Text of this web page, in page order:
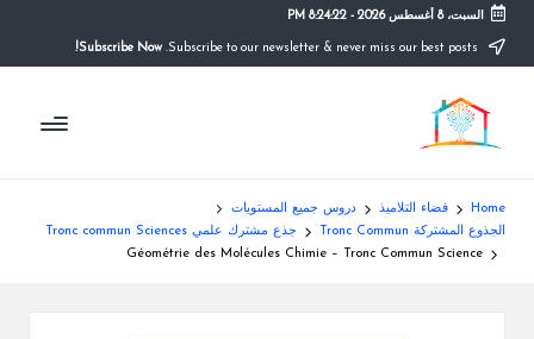
content
السبت، 8 أغسطس 2026 -
8:24:23 PM
Subscribe Now!
م
و
ق
ع
التعليم
الصريح
Home فضاء التلاميذ
دروس جميع المستويات
الجذوع المشتركة Tronc Commun
جذع مشترك علمي Tronc commun Sciences
Géométrie des Molécules Chimie – Tronc Commun Science